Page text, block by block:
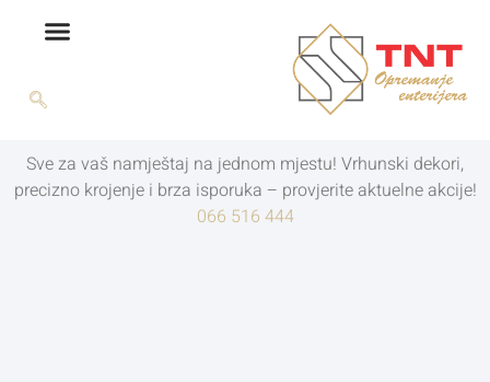
Sve za vaš namještaj na jednom mjestu! Vrhunski dekori,
precizno krojenje i brza isporuka – provjerite aktuelne akcije!
066 516 444